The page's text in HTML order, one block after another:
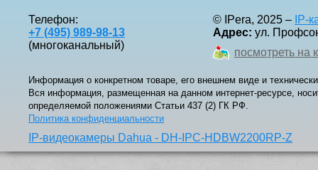
Телефон:
+7 (495) 989-98-13
(многоканальный)
© IPera, 2025 – IP-
Адрес: ул.
посмотреть на
Информация о конкретном товаре, его внешнем виде и
Вся информация, размещенная на данном интернет-ресурсе,
определяемой положениями Статьи 437 (2) ГК РФ.
Политика конфиденциальности
IP-видеокамеры Dahua - DH-IPC-HDBW2200RP-Z